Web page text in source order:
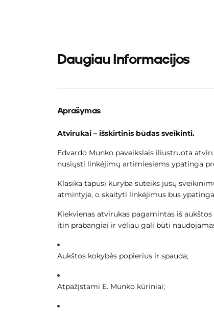
Daugiau Informacijos
Aprašymas
Atvirukai – išskirtinis būdas sveikinti.
Edvardo Munko paveikslais iliustruota
nusiųsti linkėjimų artimiesiems ypatinga
Klasika tapusi kūryba suteiks jūsų
atmintyje, o skaityti linkėjimus bus
Kiekvienas atvirukas pagamintas iš
itin prabangiai ir vėliau gali būti
Aukštos kokybės popierius ir spauda;
Atpažįstami E. Munko kūriniai;
Greitas
metu
Dar nepasirinkta jokia prekė.